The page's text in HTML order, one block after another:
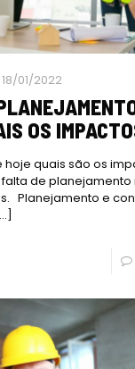
18/01/2022
OS
hoje quais são os
de planejamento
Planejamento e
[…]